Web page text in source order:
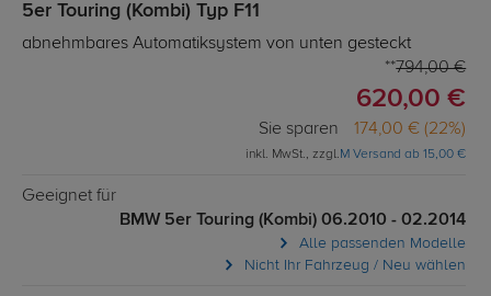
5er Touring (Kombi) Typ F11
abnehmbares Automatiksystem von unten gesteckt
794,00 €
620,00 €
Sie sparen 174,00 € (22%)
inkl. MwSt., zzgl.M Versand ab 15,00 €
Geeignet für
BMW 5er Touring (Kombi) 06.2010 - 02.2014
Alle passenden Modelle
Nicht Ihr Fahrzeug / Neu wählen